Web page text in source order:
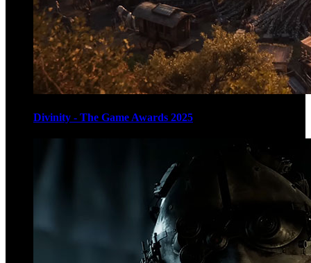
Divinity - The Game Awards 2025